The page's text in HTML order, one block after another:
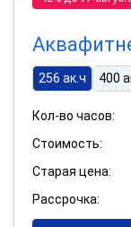
256 ак.ч 400
Кол-во часов:
Стоимость:
Старая цена:
Рассрочка: